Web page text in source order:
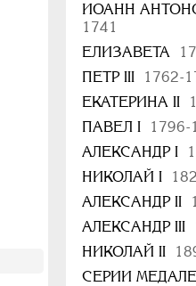
ИОАНН
1741
ЕЛИЗАВЕТА
ПЕТР III
1762-
ЕКАТЕРИНА II
ПАВЕЛ I
1796-
АЛЕКСАНДР I
НИКОЛАЙ I
АЛЕКСАНДР II
АЛЕКСАНДР III
НИКОЛАЙ II
СЕРИИ